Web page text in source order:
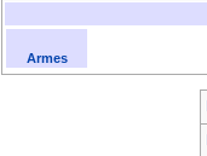
à
navigation
à
recherche
Armes